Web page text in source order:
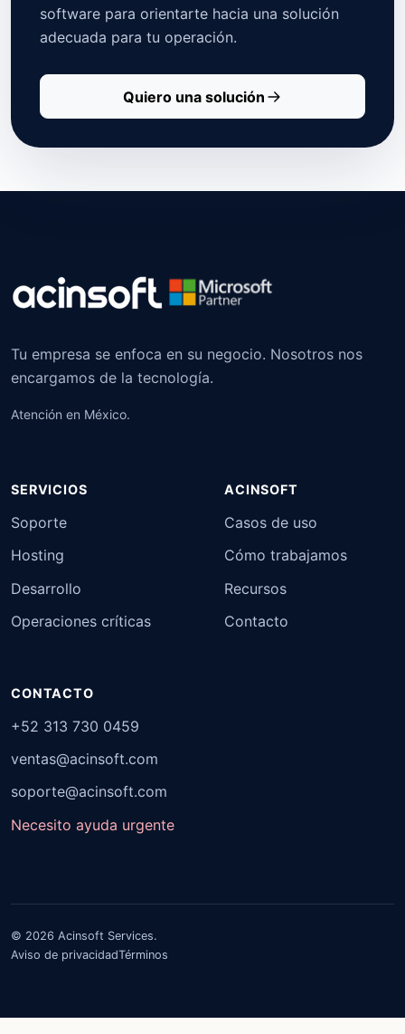
software para orientarte hacia una solución
adecuada para tu operación.
Quiero una solución
Tu empresa se enfoca en su negocio. Nosotros nos
encargamos de la tecnología.
Atención en México.
SERVICIOS
Soporte
Hosting
Desarrollo
Operaciones críticas
ACINSOFT
Casos de uso
Cómo trabajamos
Recursos
Contacto
CONTACTO
+52 313 730 0459
ventas@acinsoft.com
soporte@acinsoft.com
Necesito ayuda urgente
© 2026 Acinsoft Services.
Aviso de privacidadTérminos